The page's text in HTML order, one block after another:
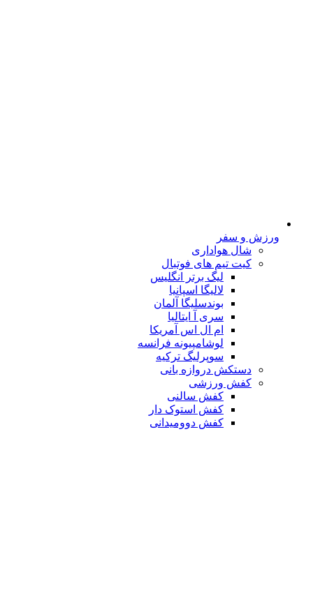
ورزش و سفر
شال هواداری
کیت تیم های فوتبال
لیگ برتر انگلیس
لالیگا اسپانیا
بوندسلیگا آلمان
سری آ ایتالیا
ام ال اس آمریکا
لوشامپیونه فرانسه
سوپرلیگ ترکیه
دستکش دروازه بانی
کفش ورزشی
کفش سالنی
کفش استوک دار
کفش دوومیدانی